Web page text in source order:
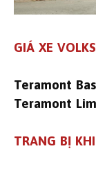
GIÁ XE
Teramont
Teramont
TRANG BỊ